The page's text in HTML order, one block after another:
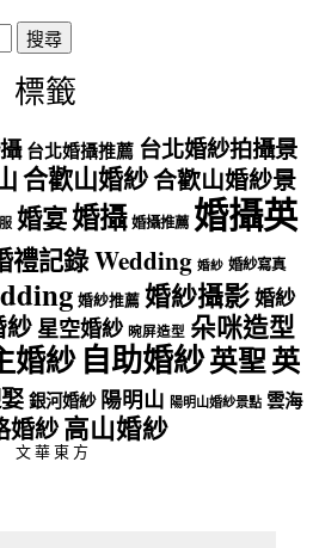
標籤
台北婚攝推薦 台北婚紗拍攝景
合歡山婚紗合歡山婚紗景
婚宴婚攝 婚攝推薦 婚攝英
禮記錄 Wedding 婚紗 婚紗寫真
婚紗推薦 婚紗攝影婚紗
紗星空婚紗 晼屏造型 朵咪造型
婚紗 自助婚紗英聖英
銀河婚紗 陽明山 陽明山婚紗景點 雲海
婚紗高山婚紗
文華東方